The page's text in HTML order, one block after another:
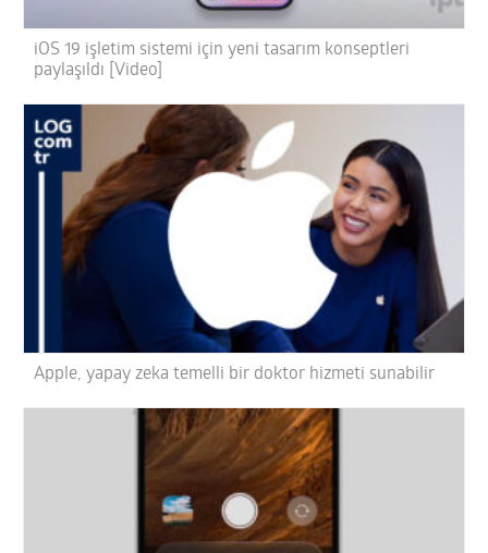
iOS 19 işletim sistemi için yeni tasarım konseptleri
paylaşıldı [Video]
Apple, yapay zeka temelli bir doktor hizmeti sunabilir